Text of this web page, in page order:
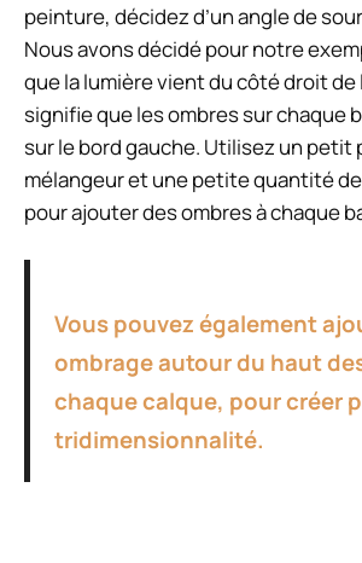
peinture, décidez d’un angle de
Nous avons décidé pour notre
que la lumière vient du côté droit de
signifie que les ombres sur chaque
sur le bord gauche. Utilisez un petit
mélangeur et une petite quantité
pour ajouter des ombres à chaque
Vous pouvez également
ombrage autour du haut
chaque calque, pour créer
tridimensionnalité.